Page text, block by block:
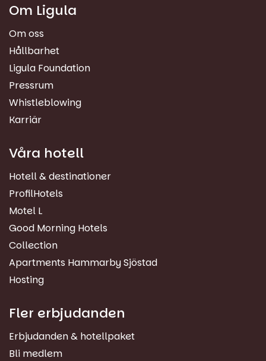
Om Ligula
Om oss
Hållbarhet
Ligula Foundation
Pressrum
Whistleblowing
Karriär
Våra hotell
Hotell & destinationer
ProfilHotels
Motel L
Good Morning Hotels
Collection
Apartments Hammarby Sjöstad
Hosting
Fler erbjudanden
Erbjudanden & hotellpaket
Bli medlem